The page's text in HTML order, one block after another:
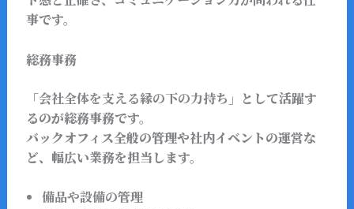
事です。
総務事務
「会社全体を支える縁の下の力持ち」 として活躍す
るのが総務事務です。
バックオフィス全般の管理や社内イベントの運営な
ど、幅広い業務を担当します。
備品や設備の管理